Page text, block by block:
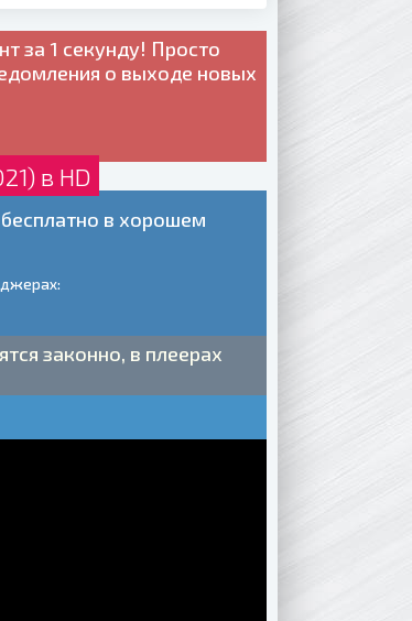
за 1 секунду! Просто
о выходе новых
в HD
в хорошем
законно, в плеерах